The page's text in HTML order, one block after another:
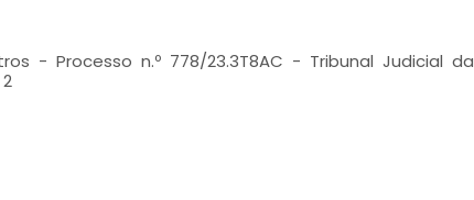
- Processo n.º 778/23.3T8AC - Tribunal Judicial da